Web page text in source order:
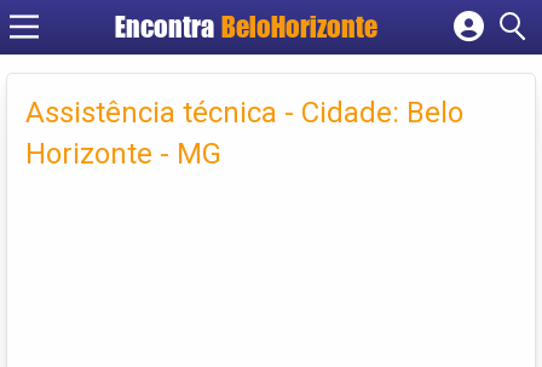
Encontra BeloHorizonte
Cadastrar empresa
Criar conta
Assistência técnica - Cidade: Belo
Horizonte - MG